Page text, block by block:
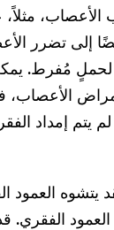
مثلاً،
إلى تضرر
مُفرط.
الأعصاب،
يتم إمداد
يتشوه
العمود